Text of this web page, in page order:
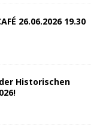
26.06.2026 19.30
Historischen